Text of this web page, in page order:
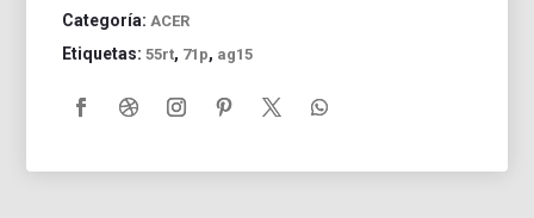
Categoría:ACER
Etiquetas:55rt, 71p, ag15